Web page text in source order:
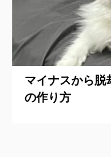
マイナスから脱
の作り方